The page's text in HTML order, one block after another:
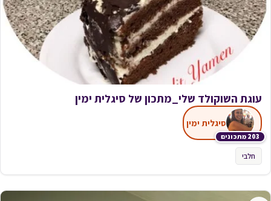
עוגת ‏השוקולד ‏שלי_מתכון של סיגלית ימין
203 מתכונים
סיגלית ימין
חלבי